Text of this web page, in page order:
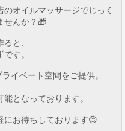
オイルマッサージでじっく
せんか？🎁
と、
す。
イベート空間をご提供。
となっております。
にお待ちしております😊